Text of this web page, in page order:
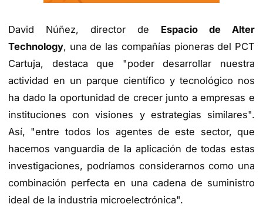
David Núñez, director de Espacio de Alter
Technology, una de las compañías pioneras del PCT
Cartuja, destaca que "poder desarrollar nuestra
actividad en un parque científico y tecnológico nos
ha dado la oportunidad de crecer junto a empresas e
instituciones con visiones y estrategias similares".
Así, "entre todos los agentes de este sector, que
hacemos vanguardia de la aplicación de todas estas
investigaciones, podríamos considerarnos como una
combinación perfecta en una cadena de suministro
ideal de la industria microelectrónica".